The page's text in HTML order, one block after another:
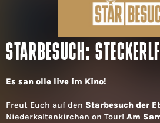
STARBESUCH:
Es san olle live im Kino!
Freut Euch auf den Starbesuch der
Niederkaltenkirchen on Tour! Am